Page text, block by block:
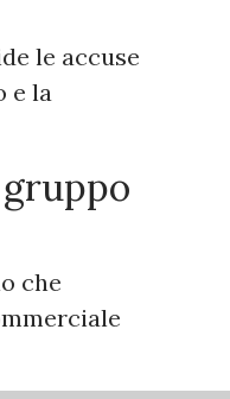
le accuse
e la
che